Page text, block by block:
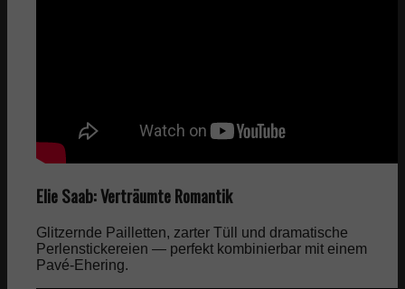
Elie Saab: Verträumte Romantik
Glitzernde Pailletten, zarter Tüll und dramatische
Perlenstickereien — perfekt kombinierbar mit einem
Pavé-Ehering.